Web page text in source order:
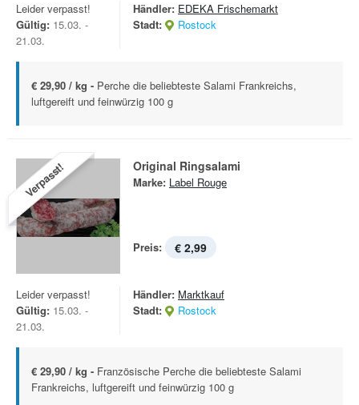
Leider verpasst!
Gültig: 15.03. -
21.03.
Händler: EDEKA Frischemarkt
Stadt:
Rostock
€ 29,90 / kg - Perche die beliebteste Salami Frankreichs,
luftgereift und feinwürzig 100 g
Verpasst! Original Ringsalami
Marke: Label Rouge
Preis: € 2,99
Leider verpasst!
Gültig: 15.03. -
21.03.
Händler: Marktkauf
Stadt:
Rostock
€ 29,90 / kg - Französische Perche die beliebteste Salami
Frankreichs, luftgereift und feinwürzig 100 g